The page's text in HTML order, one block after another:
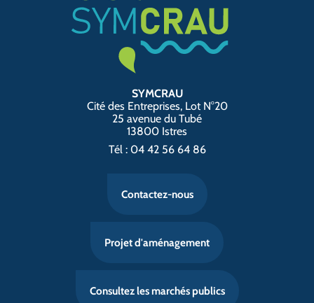
SYMCRAU
Cité des Entreprises, Lot N°20
25 avenue du Tubé
13800 Istres
Tél : 04 42 56 64 86
Contactez-nous
Projet d'aménagement
Consultez les marchés publics